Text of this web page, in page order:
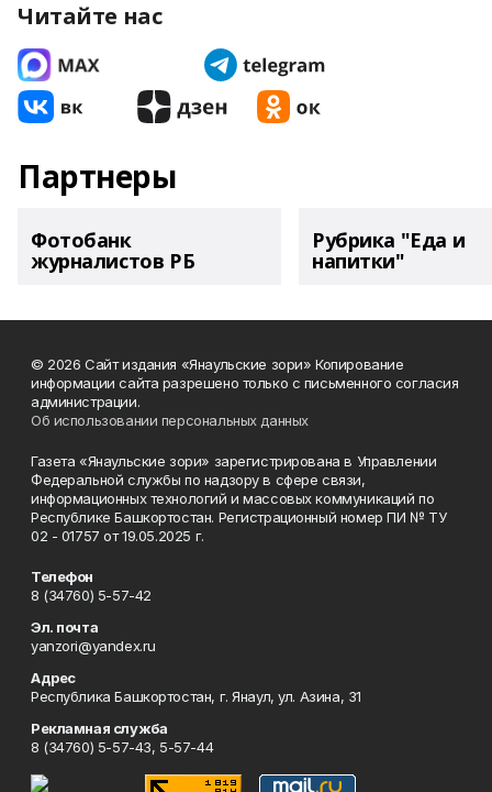
Читайте нас
Партнеры
Фотобанк
журналистов РБ
Рубрика "Еда и
напитки"
© 2026 Сайт издания «Янаульские зори» Копирование
информации сайта разрешено только с письменного согласия
администрации.
Об использовании персональных данных
Газета «Янаульские зори» зарегистрирована в Управлении
Федеральной службы по надзору в сфере связи,
информационных технологий и массовых коммуникаций по
Республике Башкортостан. Регистрационный номер ПИ № ТУ
02 - 01757 от 19.05.2025 г.
Телефон
8 (34760) 5-57-42
Эл. почта
yanzori@yandex.ru
Адрес
Республика Башкортостан, г. Янаул, ул. Азина, 31
Рекламная служба
8 (34760) 5-57-43, 5-57-44